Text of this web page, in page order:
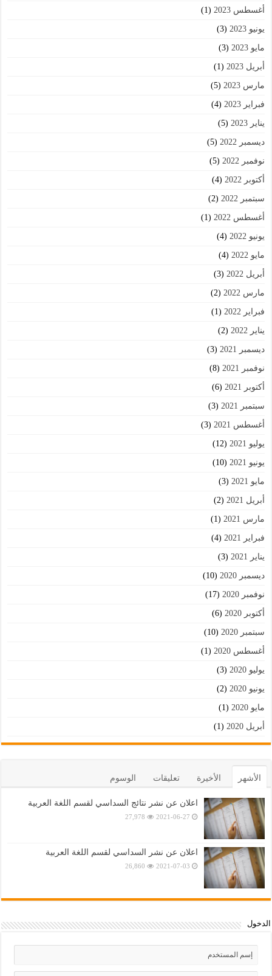
أغسطس 2023 (1)
يونيو 2023 (3)
مايو 2023 (3)
أبريل 2023 (1)
مارس 2023 (5)
فبراير 2023 (4)
يناير 2023 (5)
ديسمبر 2022 (5)
نوفمبر 2022 (5)
أكتوبر 2022 (4)
سبتمبر 2022 (2)
أغسطس 2022 (1)
يونيو 2022 (4)
مايو 2022 (4)
أبريل 2022 (3)
مارس 2022 (2)
فبراير 2022 (1)
يناير 2022 (2)
ديسمبر 2021 (3)
نوفمبر 2021 (8)
أكتوبر 2021 (6)
سبتمبر 2021 (3)
أغسطس 2021 (3)
يوليو 2021 (12)
يونيو 2021 (10)
مايو 2021 (3)
أبريل 2021 (2)
مارس 2021 (1)
فبراير 2021 (4)
يناير 2021 (3)
ديسمبر 2020 (10)
نوفمبر 2020 (17)
أكتوبر 2020 (6)
سبتمبر 2020 (10)
أغسطس 2020 (1)
يوليو 2020 (3)
يونيو 2020 (2)
مايو 2020 (1)
أبريل 2020 (1)
الأشهر الأخيرة تعليقات الوسوم
اعلان عن نشر نتائج السداسي لقسم اللغة العربية
2021-06-27
27,978
اعلان عن نشر السداسي لقسم اللغة العربية
2021-07-03
26,860
الدخول